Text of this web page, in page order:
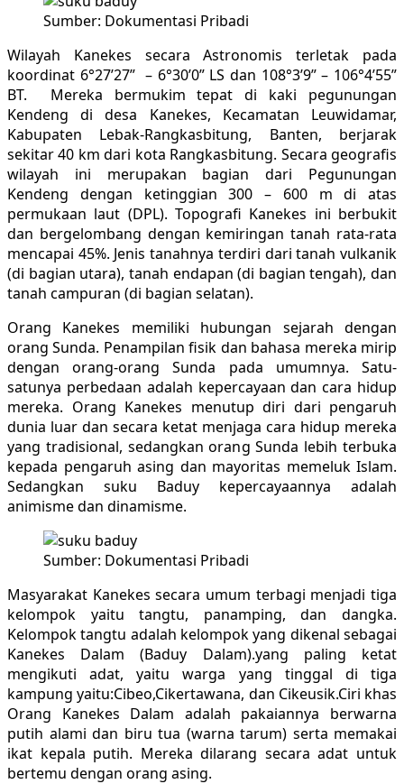
Sumber: Dokumentasi Pribadi
Wilayah Kanekes secara Astronomis terletak pada
koordinat 6°27’27” – 6°30’0” LS dan 108°3’9” – 106°4’55”
BT. Mereka bermukim tepat di kaki pegunungan
Kendeng di desa Kanekes, Kecamatan Leuwidamar,
Kabupaten Lebak-Rangkasbitung, Banten, berjarak
sekitar 40 km dari kota Rangkasbitung. Secara geografis
wilayah ini merupakan bagian dari Pegunungan
Kendeng dengan ketinggian 300 – 600 m di atas
permukaan laut (DPL). Topografi Kanekes ini berbukit
dan bergelombang dengan kemiringan tanah rata-rata
mencapai 45%. Jenis tanahnya terdiri dari tanah vulkanik
(di bagian utara), tanah endapan (di bagian tengah), dan
tanah campuran (di bagian selatan).
Orang Kanekes memiliki hubungan sejarah dengan
orang Sunda. Penampilan fisik dan bahasa mereka mirip
dengan orang-orang Sunda pada umumnya. Satu-
satunya perbedaan adalah kepercayaan dan cara hidup
mereka. Orang Kanekes menutup diri dari pengaruh
dunia luar dan secara ketat menjaga cara hidup mereka
yang tradisional, sedangkan orang Sunda lebih terbuka
kepada pengaruh asing dan mayoritas memeluk Islam.
Sedangkan suku Baduy kepercayaannya adalah
animisme dan dinamisme.
Sumber: Dokumentasi Pribadi
Masyarakat Kanekes secara umum terbagi menjadi tiga
kelompok yaitu tangtu, panamping, dan dangka.
Kelompok tangtu adalah kelompok yang dikenal sebagai
Kanekes Dalam (Baduy Dalam).yang paling ketat
mengikuti adat, yaitu warga yang tinggal di tiga
kampung yaitu:Cibeo,Cikertawana, dan Cikeusik.Ciri khas
Orang Kanekes Dalam adalah pakaiannya berwarna
putih alami dan biru tua (warna tarum) serta memakai
ikat kepala putih. Mereka dilarang secara adat untuk
bertemu dengan orang asing.